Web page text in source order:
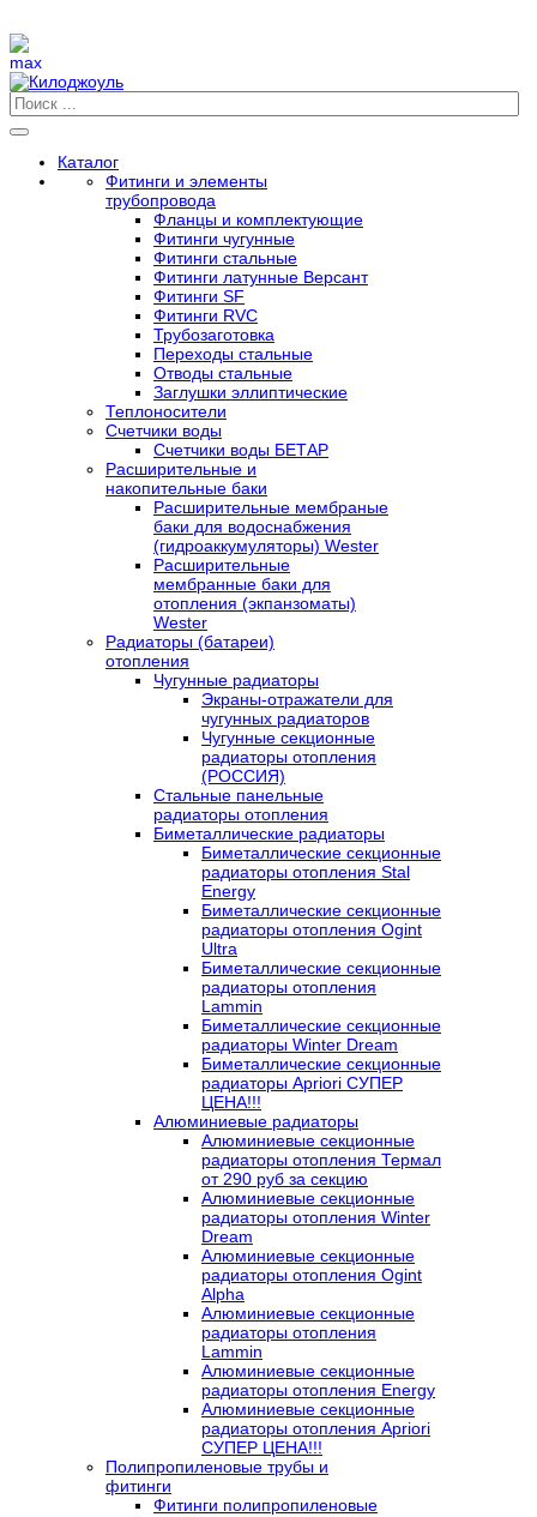
Каталог
Фитинги и элементы
трубопровода
Фланцы и комплектующие
Фитинги чугунные
Фитинги стальные
Фитинги латунные Версант
Фитинги SF
Фитинги RVC
Трубозаготовка
Переходы стальные
Отводы стальные
Заглушки эллиптические
Теплоносители
Счетчики воды
Счетчики воды БЕТАР
Расширительные и
накопительные баки
Расширительные мембраные
баки для водоснабжения
(гидроаккумуляторы) Wester
Расширительные
мембранные баки для
отопления (экпанзоматы)
Wester
Радиаторы (батареи)
отопления
Чугунные радиаторы
Экраны-отражатели для
чугунных радиаторов
Чугунные секционные
радиаторы отопления
(РОССИЯ)
Стальные панельные
радиаторы отопления
Биметаллические радиаторы
Биметаллические секционные
радиаторы отопления Stal
Energy
Биметаллические секционные
радиаторы отопления Ogint
Ultra
Биметаллические секционные
радиаторы отопления
Lammin
Биметаллические секционные
радиаторы Winter Dream
Биметаллические секционные
радиаторы Apriori СУПЕР
ЦЕНА!!!
Алюминиевые радиаторы
Алюминиевые секционные
радиаторы отопления Термал
от 290 руб за секцию
Алюминиевые секционные
радиаторы отопления Winter
Dream
Алюминиевые секционные
радиаторы отопления Ogint
Alpha
Алюминиевые секционные
радиаторы отопления
Lammin
Алюминиевые секционные
радиаторы отопления Energy
Алюминиевые секционные
радиаторы отопления Apriori
СУПЕР ЦЕНА!!!
Полипропиленовые трубы и
фитинги
Фитинги полипропиленовые